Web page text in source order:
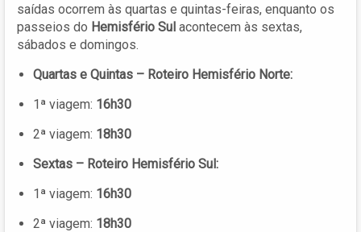
saídas ocorrem às quartas e quintas-feiras, enquanto os
passeios do Hemisfério Sul acontecem às sextas,
sábados e domingos.
Quartas e Quintas – Roteiro Hemisfério Norte:
1ª viagem: 16h30
2ª viagem: 18h30
Sextas – Roteiro Hemisfério Sul:
1ª viagem: 16h30
2ª viagem: 18h30